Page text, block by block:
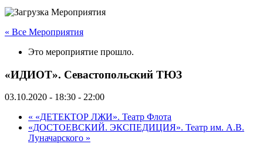
« Все Мероприятия
Это мероприятие прошло.
«ИДИОТ». Севастопольский ТЮЗ
03.10.2020 - 18:30 - 22:00
« «ДЕТЕКТОР ЛЖИ». Театр Флота
«ДОСТОЕВСКИЙ. ЭКСПЕДИЦИЯ». Театр им. А.В.
Луначарского »